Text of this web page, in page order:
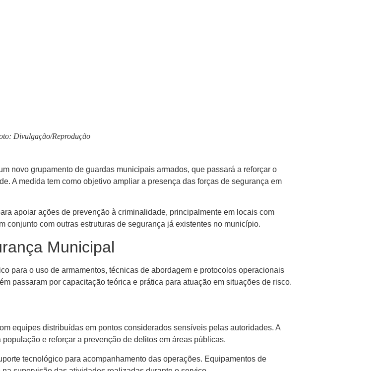
Divulgação/Reprodução
novo grupamento de guardas municipais armados, que passará a reforçar o
A medida tem como objetivo ampliar a presença das forças de segurança em
apoiar ações de prevenção à criminalidade, principalmente em locais com
conjunto com outras estruturas de segurança já existentes no município.
Municipal
para o uso de armamentos, técnicas de abordagem e protocolos operacionais
passaram por capacitação teórica e prática para atuação em situações de risco.
equipes distribuídas em pontos considerados sensíveis pelas autoridades. A
e reforçar a prevenção de delitos em áreas públicas.
tecnológico para acompanhamento das operações. Equipamentos de